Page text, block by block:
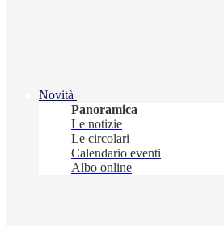
Novità
Panoramica
Le notizie
Le circolari
Calendario eventi
Albo online